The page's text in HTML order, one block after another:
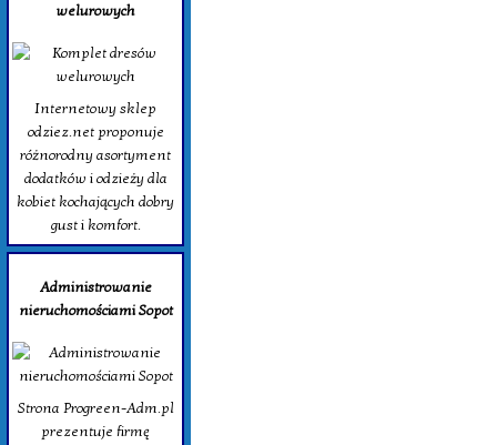
welurowych
Internetowy sklep
odziez.net proponuje
różnorodny asortyment
dodatków i odzieży dla
kobiet kochających dobry
gust i komfort.
Administrowanie
nieruchomościami Sopot
Strona Progreen-Adm.pl
prezentuje firmę